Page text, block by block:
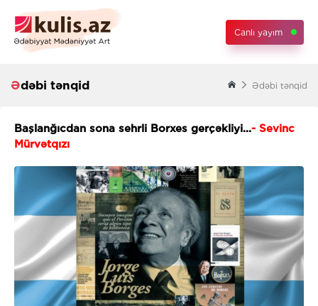
Canlı yayım
Ədəbi tənqid Ədəbi tənqid
Başlanğıcdan sona sehrli Borxes gerçəkliyi...- Sevinc
Mürvətqızı